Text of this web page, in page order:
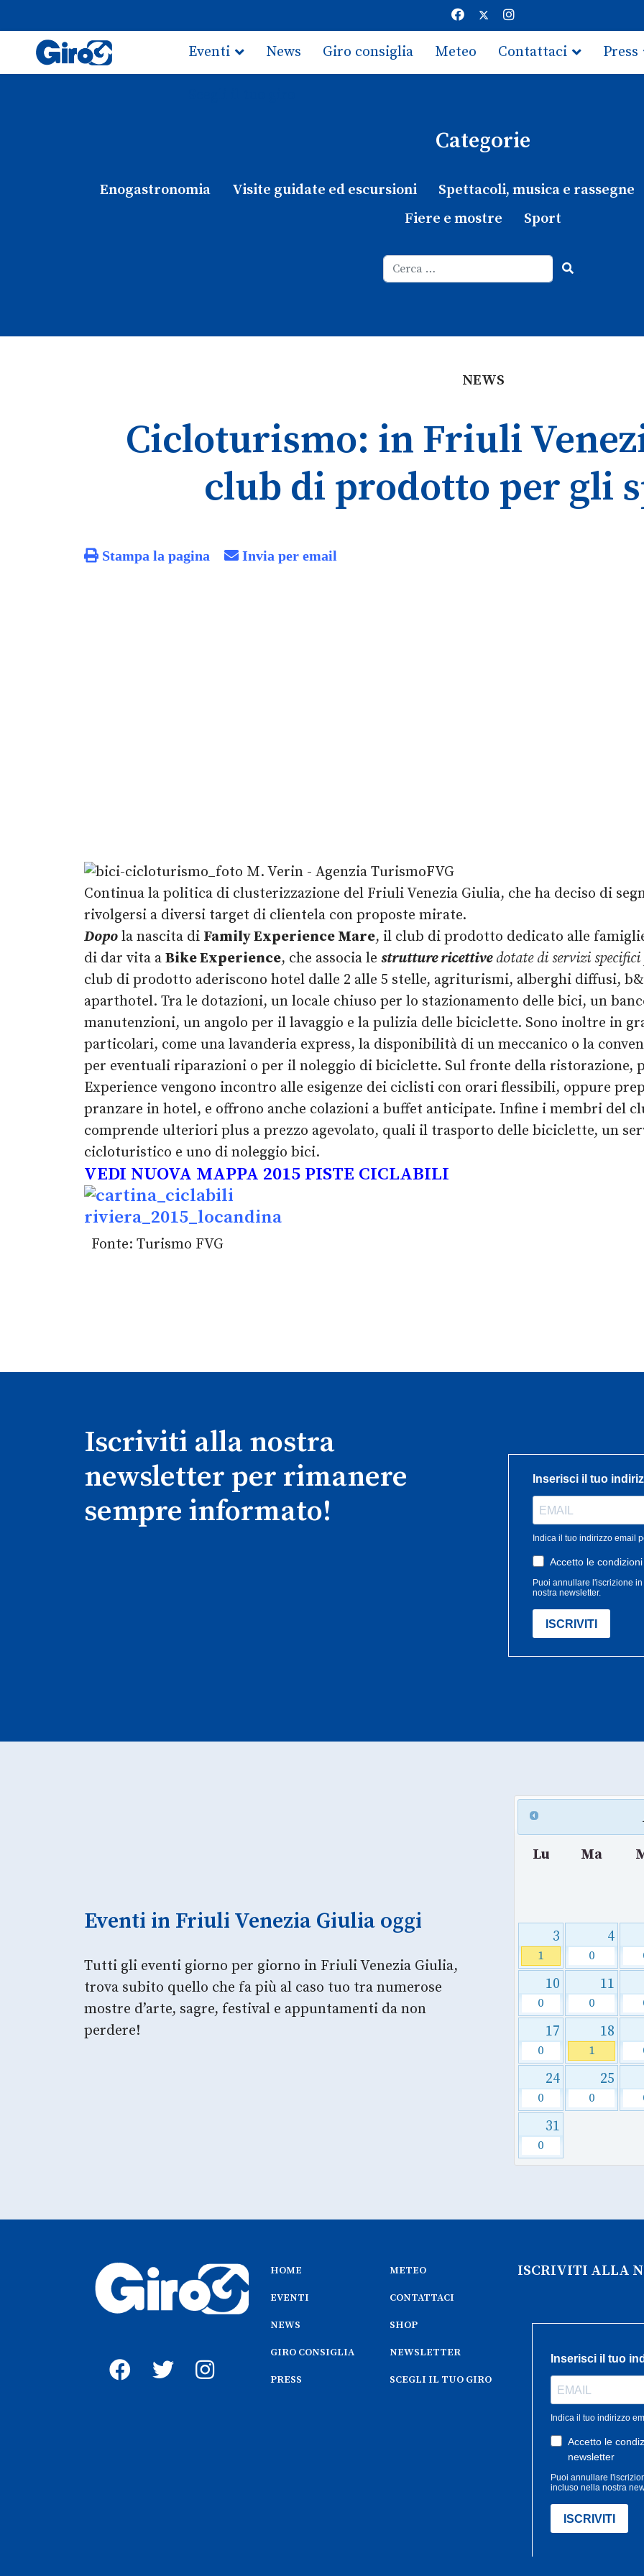
Eventi News Giro consiglia Meteo Contattaci Press
Categorie
Enogastronomia Visite guidate ed escursioni Spettacoli, musica e rassegne
Fiere e mostre
Sport
NEWS
Cicloturismo: in Friuli
club di prodotto per gli
Stampa la pagina Invia per email
Continua la politica di clusterizzazione del Friuli Venezia Giulia, che ha deciso di
rivolgersi a diversi target di clientela con proposte mirate.
Dopo la nascita di Family Experience Mare, il club di prodotto dedicato alle
di dar vita a Bike Experience, che associa le strutture ricettivedotate di servizi
club di prodotto aderiscono hotel dalle 2 alle 5 stelle, agriturismi, alberghi diffusi,
aparthotel. Tra le dotazioni, un locale chiuso per lo stazionamento delle bici, un
manutenzioni, un angolo per il lavaggio e la pulizia delle biciclette. Sono inoltre in
particolari, come una lavanderia express, la disponibilità di un meccanico o la
per eventuali riparazioni o per il noleggio di biciclette. Sul fronte della ristorazione,
Experience vengono incontro alle esigenze dei ciclisti con orari flessibili, oppure
pranzare in hotel, e offrono anche colazioni a buffet anticipate. Infine i membri del
comprende ulteriori plus a prezzo agevolato, quali il trasporto delle biciclette, un
cicloturistico e uno di noleggio bici.
VEDI NUOVA MAPPA 2015 PISTE CICLABILI
Fonte: Turismo FVG
Iscriviti alla nostra
newsletter per rimanere
sempre informato!
Eventi in Friuli Venezia Giulia oggi
Tutti gli eventi giorno per giorno in Friuli Venezia Giulia,
trova subito quello che fa più al caso tuo tra numerose
mostre d’arte, sagre, festival e appuntamenti da non
perdere!
Lu Ma
3
1
4
0
10
0
11
0
17
0
18
1
24
0
25
0
31
0
HOME
EVENTI
NEWS
GIRO CONSIGLIA
PRESS
METEO
CONTATTACI
SHOP
NEWSLETTER
SCEGLI IL TUO GIRO
ISCRIVITI ALLA